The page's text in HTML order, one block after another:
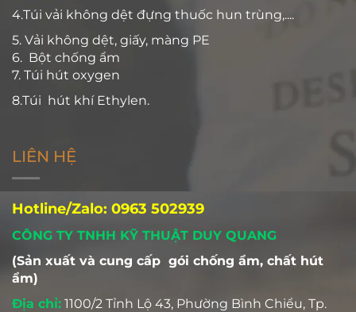
4.Túi vải không dệt đựng thuốc hun trùng,....
5. Vải không dệt, giấy, màng PE
6. Bột chống ẩm
7. Túi hút oxygen
8.Túi hút khí Ethylen.
LIÊN HỆ
Hotline/Zalo: 0963 502939
CÔNG TY TNHH KỸ THUẬT DUY QUANG
(Sản xuất và cung cấp gói chống ẩm, chất hút
ẩm)
Địa chỉ: 1100/2 Tỉnh Lộ 43, Phường Bình Chiểu, Tp.